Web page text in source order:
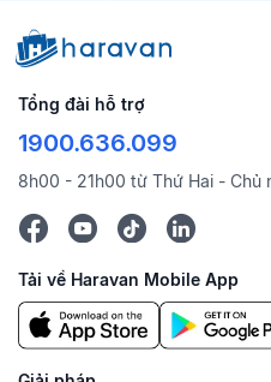
Tổng đài hỗ trợ
1900.636.099
8h00 - 21h00 từ Thứ Hai - Chủ
Tải về Haravan Mobile App